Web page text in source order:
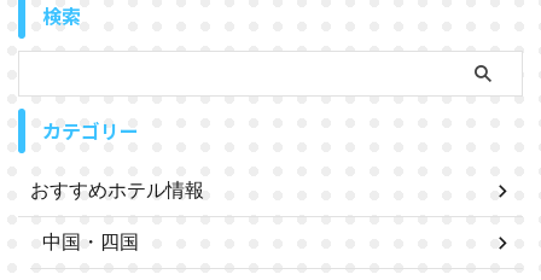
検索
カテゴリー
おすすめホテル情報
中国・四国